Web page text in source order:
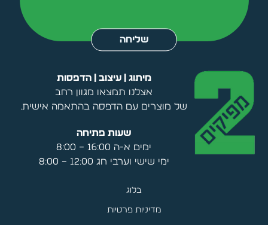
שליחה
מיתוג | עיצוב | הדפסות
אצלנו תמצאו מגוון רחב
של מוצרים עם הדפסה בהתאמה אישית.
שעות פתיחה
ימים א-ה 16:00 – 8:00
ימי שישי וערבי חג 12:00 – 8:00
בלוג
מדיניות פרטיות